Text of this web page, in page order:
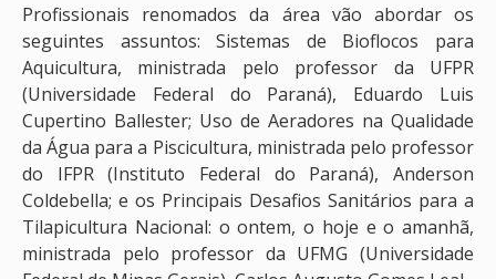
Profissionais renomados da área vão abordar os
seguintes assuntos: Sistemas de Bioflocos para
Aquicultura, ministrada pelo professor da UFPR
(Universidade Federal do Paraná), Eduardo Luis
Cupertino Ballester; Uso de Aeradores na Qualidade
da Água para a Piscicultura, ministrada pelo professor
do IFPR (Instituto Federal do Paraná), Anderson
Coldebella; e os Principais Desafios Sanitários para a
Tilapicultura Nacional: o ontem, o hoje e o amanhã,
ministrada pelo professor da UFMG (Universidade